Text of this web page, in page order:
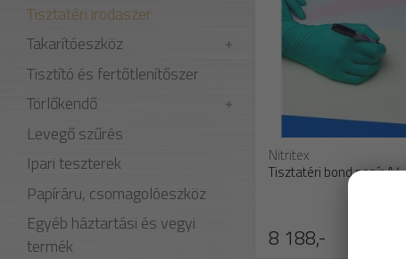
8 188,-
Nitritex
Tisztatéri bond papír A4
Tisztatéri irodaszer
Takarítóeszköz
Tisztító és fertőtlenítőszer
Törlőkendő
Levegő szűrés
Ipari teszterek
Papíráru, csomagolóeszköz
Egyéb háztartási és vegyi
termék